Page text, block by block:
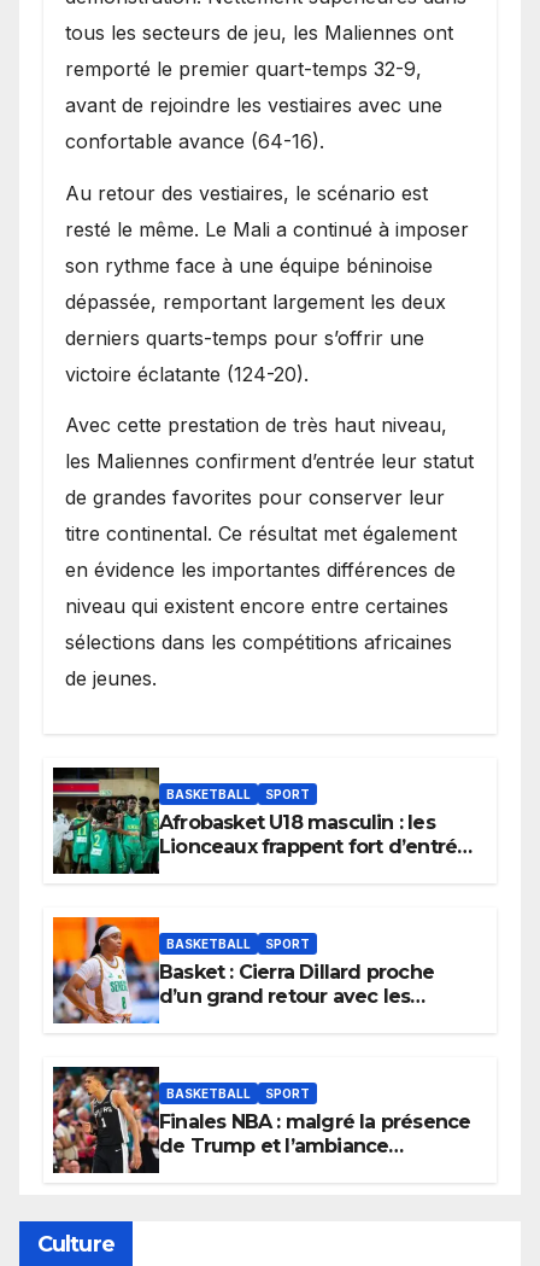
tous les secteurs de jeu, les Maliennes ont
remporté le premier quart-temps 32-9,
avant de rejoindre les vestiaires avec une
confortable avance (64-16).
Au retour des vestiaires, le scénario est
resté le même. Le Mali a continué à imposer
son rythme face à une équipe béninoise
dépassée, remportant largement les deux
derniers quarts-temps pour s’offrir une
victoire éclatante (124-20).
Avec cette prestation de très haut niveau,
les Maliennes confirment d’entrée leur statut
de grandes favorites pour conserver leur
titre continental. Ce résultat met également
en évidence les importantes différences de
niveau qui existent encore entre certaines
sélections dans les compétitions africaines
de jeunes.
BASKETBALL SPORT
Afrobasket U18 masculin : les
Lionceaux frappent fort d’entrée
BASKETBALL SPORT
Basket : Cierra Dillard proche
d’un grand retour avec les
BASKETBALL SPORT
Finales NBA : malgré la présence
de Trump et l’ambiance
Culture